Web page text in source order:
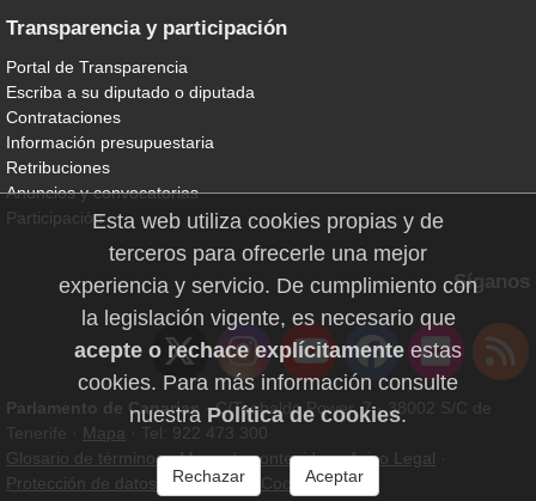
Transparencia y participación
Portal de Transparencia
Escriba a su diputado o diputada
Contrataciones
Información presupuestaria
Retribuciones
Anuncios y convocatorias
Participación
Síganos
Parlamento de Canarias · C/Teobaldo Power, 7 · 38002 S/C de
Tenerife · Mapa · Tel: 922 473 300
Glosario de términos·Mapa de contenidos·Aviso Legal ·
Protección de datos personales
Cookies
Esta web utiliza cookies propias y de
terceros para ofrecerle una mejor
experiencia y servicio. De cumplimiento con
la legislación vigente, es necesario que
acepte o rechace explícitamenteestas
cookies. Para más información consulte
nuestra Política de cookies.
Rechazar Aceptar